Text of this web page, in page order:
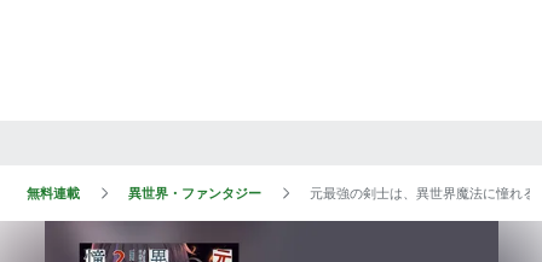
無料連載 異世界・ファンタジー 元最強の剣士は、異世界魔法に憧れる